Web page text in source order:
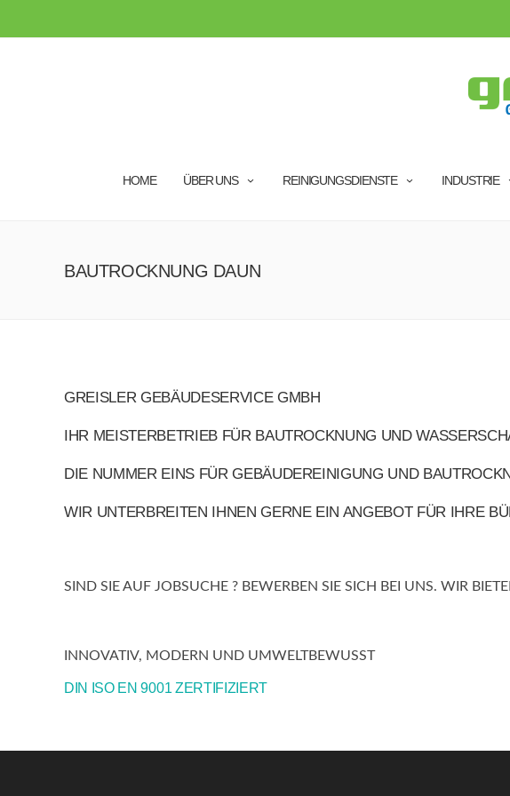
HOME ÜBER UNS REINIGUNGSDIENSTE INDUSTRIE
BAUTROCKNUNG DAUN
GREISLER GEBÄUDESERVICE GMBH
IHR MEISTERBETRIEB FÜR BAUTROCKNUNG UND
DIE NUMMER EINS FÜR GEBÄUDEREINIGUNG UND
WIR UNTERBREITEN IHNEN GERNE EIN ANGEBOT FÜR IHRE
SIND SIE AUF JOBSUCHE ? BEWERBEN SIE SICH BEI UNS. WIR
INNOVATIV, MODERN UND UMWELTBEWUSST
DIN ISO EN 9001 ZERTIFIZIERT